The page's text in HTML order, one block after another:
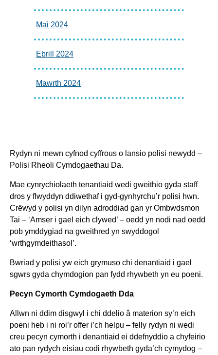
Rydyn ni mewn cyfnod cyffrous o lansio polisi newydd –
Polisi Rheoli Cymdogaethau Da.
Mae cynrychiolaeth tenantiaid wedi gweithio gyda staff
dros y flwyddyn ddiwethaf i gyd-gynhyrchu’r polisi hwn.
Crëwyd y polisi yn dilyn adroddiad gan yr Ombwdsmon
Tai – ‘Amser i gael eich clywed’ – oedd yn nodi nad oedd
pob ymddygiad na gweithred yn swyddogol
‘wrthgymdeithasol’.
Bwriad y polisi yw eich grymuso chi denantiaid i gael
sgwrs gyda chymdogion pan fydd rhywbeth yn eu poeni.
Pecyn Cymorth Cymdogaeth Dda
Allwn ni ddim disgwyl i chi ddelio â materion sy’n eich
poeni heb i ni roi’r offer i’ch helpu – felly rydyn ni wedi
creu pecyn cymorth i denantiaid ei ddefnyddio a chyfeirio
ato pan rydych eisiau codi rhywbeth gyda’ch cymydog –
Mai 2024
Ebrill 2024
Mawrth 2024